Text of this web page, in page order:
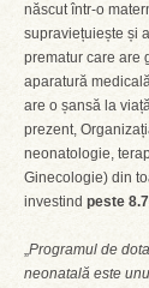
născut într-o
supraviețuiește și
prematur care are
aparatură
are o șansă la
prezent,
neonatologie,
Ginecologie) din
investind peste
„Programul de
neonatală este